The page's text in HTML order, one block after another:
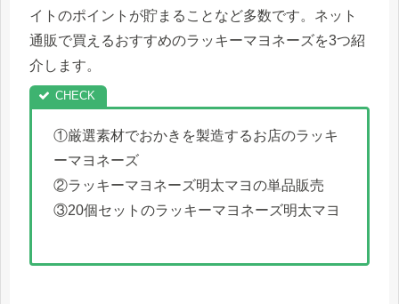
イトのポイントが貯まることなど多数です。ネット
通販で買えるおすすめのラッキーマヨネーズを3つ紹
介します。
①厳選素材でおかきを製造するお店のラッキ
ーマヨネーズ
②ラッキーマヨネーズ明太マヨの単品販売
③20個セットのラッキーマヨネーズ明太マヨ